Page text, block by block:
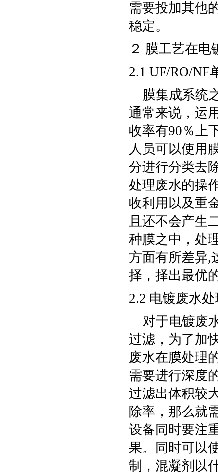
需要投加其他
稳定。
２ 膜工艺在电
2.1 UF/RO/NF
膜集成系统
通常来说，运
收率有90 ％上
人员可以使用
分进行分类去
处理废水的操
收利用以及重
且还不会产生
种膜之中，处
方面有所差异,
择，择出最优
2.2 电镀废水
对于电镀废
过滤，为了加
废水在膜处理
需要进行深度
过滤出体积较
除率，那么就
设备同时要注
果。同时可以
制，混凝剂以